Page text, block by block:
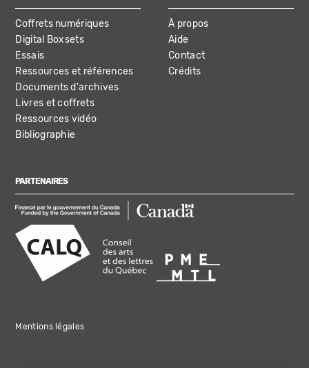
Coffrets numériques
Digital Boxsets
Essais
Ressources et références
Documents d'archives
Livres et coffrets
Ressources vidéo
Bibliographie
À propos
Aide
Contact
Crédits
PARTENAIRES
Mentions légales